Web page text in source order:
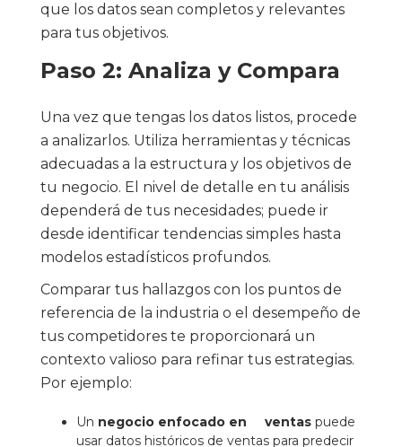
que los datos sean completos y relevantes
para tus objetivos.
Paso 2: Analiza y Compara
Una vez que tengas los datos listos, procede
a analizarlos. Utiliza herramientas y técnicas
adecuadas a la estructura y los objetivos de
tu negocio. El nivel de detalle en tu análisis
dependerá de tus necesidades; puede ir
desde identificar tendencias simples hasta
modelos estadísticos profundos.
Comparar tus hallazgos con los puntos de
referencia de la industria o el desempeño de
tus competidores te proporcionará un
contexto valioso para refinar tus estrategias.
Por ejemplo:
Un negocio enfocado en ventaspuede
usar datos históricos de ventas para predecir